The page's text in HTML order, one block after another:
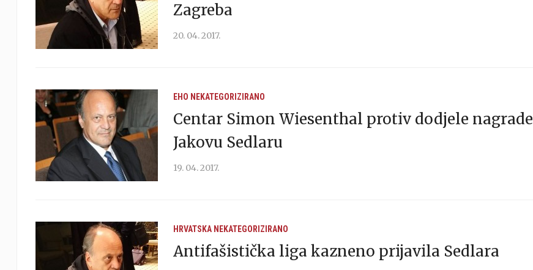
Zagreba
20. 04. 2017.
EHO NEKATEGORIZIRANO
Centar Simon Wiesenthal protiv dodjele nagrade
Jakovu Sedlaru
19. 04. 2017.
HRVATSKA NEKATEGORIZIRANO
Antifašistička liga kazneno prijavila Sedlara